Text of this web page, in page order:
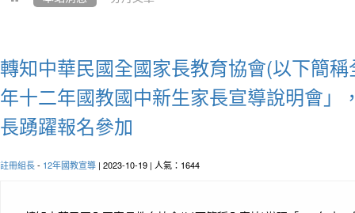
轉知中華民國全國家長教育協會(以下簡
年十二年國教國中新生家長宣導說明會」
長踴躍報名參加
註冊組長- 12年國教宣導 | 2023-10-19 | 人氣：1644